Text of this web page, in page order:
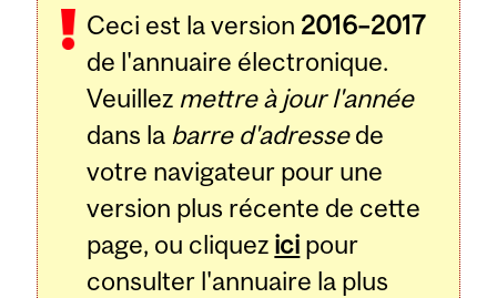
Ceci est la version 2016–2017
de l'annuaire électronique.
Veuillez mettre à jour l'année
dans la barre d'adressede
votre navigateur pour une
version plus récente de cette
page, ou cliquez ici pour
consulter l'annuaire la plus